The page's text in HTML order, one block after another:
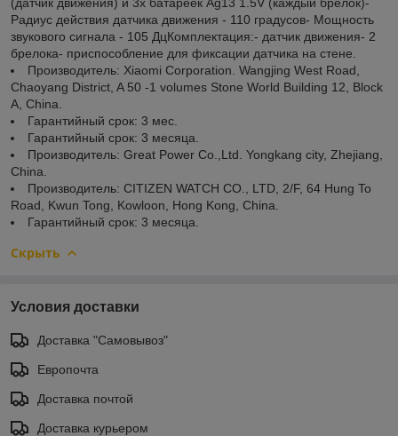
Радиус действия датчика движения - 110 градусов- Мощность
звукового сигнала - 105 ДцКомплектация:- датчик движения- 2
брелока- приспособление для фиксации датчика на стене.
Производитель: Xiaomi Corporation. Wangjing West Road,
Chaoyang District, A 50 -1 volumes Stone World Building 12, Block
A, China.
Гарантийный срок: 3 мес.
Гарантийный срок: 3 месяца.
Производитель: Great Power Co.,Ltd. Yongkang city, Zhejiang,
China.
Производитель: CITIZEN WATCH CO., LTD, 2/F, 64 Hung To
Road, Kwun Tong, Kowloon, Hong Kong, China.
Гарантийный срок: 3 месяца.
Скрыть
Условия доставки
Доставка "Самовывоз"
Европочта
Доставка почтой
Доставка курьером